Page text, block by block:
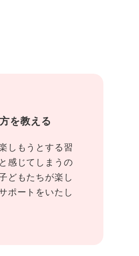
を教える
しもうとする習
感じてしまうの
どもたちが楽し
ポートをいたし